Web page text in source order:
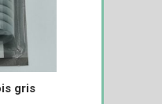
gris